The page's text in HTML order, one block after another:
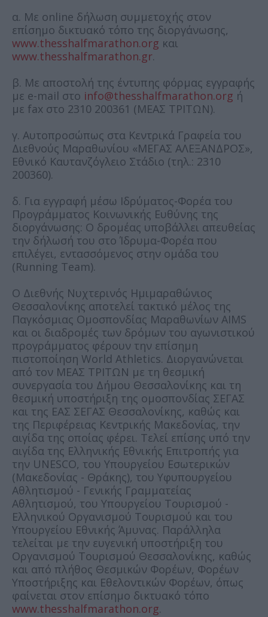
α. Με online δήλωση συμμετοχής στον
επίσημο δικτυακό τόπο της διοργάνωσης,
www.thesshalfmarathon.org και
www.thesshalfmarathon.gr.
β. Με αποστολή της έντυπης φόρμας εγγραφής
με e-mail στο info@thesshalfmarathon.org ή
με fax στο 2310 200361 (ΜΕΑΣ ΤΡΙΤΩΝ).
γ. Αυτοπροσώπως στα Κεντρικά Γραφεία του
Διεθνούς Μαραθωνίου «ΜΕΓΑΣ ΑΛΕΞΑΝΔΡΟΣ»,
Εθνικό Καυτανζόγλειο Στάδιο (τηλ.: 2310
200360).
δ. Για εγγραφή μέσω Ιδρύματος-Φορέα του
Προγράμματος Κοινωνικής Ευθύνης της
διοργάνωσης: Ο δρομέας υποβάλλει απευθείας
την δήλωσή του στο Ίδρυμα-Φορέα που
επιλέγει, εντασσόμενος στην ομάδα του
(Running Team).
Ο Διεθνής Νυχτερινός Ημιμαραθώνιος
Θεσσαλονίκης αποτελεί τακτικό μέλος της
Παγκόσμιας Ομοσπονδίας Μαραθωνίων AIMS
και οι διαδρομές των δρόμων του αγωνιστικού
προγράμματος φέρουν την επίσημη
πιστοποίηση World Athletics. Διοργανώνεται
από τον ΜΕΑΣ ΤΡΙΤΩΝ με τη θεσμική
συνεργασία του Δήμου Θεσσαλονίκης και τη
θεσμική υποστήριξη της ομοσπονδίας ΣΕΓΑΣ
και της ΕΑΣ ΣΕΓΑΣ Θεσσαλονίκης, καθώς και
της Περιφέρειας Κεντρικής Μακεδονίας, την
αιγίδα της οποίας φέρει. Τελεί επίσης υπό την
αιγίδα της Ελληνικής Εθνικής Επιτροπής για
την UNESCO, του Υπουργείου Εσωτερικών
(Μακεδονίας - Θράκης), του Υφυπουργείου
Αθλητισμού - Γενικής Γραμματείας
Αθλητισμού, του Υπουργείου Τουρισμού -
Ελληνικού Οργανισμού Τουρισμού και του
Υπουργείου Εθνικής Άμυνας. Παράλληλα
τελείται με την ευγενική υποστήριξη του
Οργανισμού Τουρισμού Θεσσαλονίκης, καθώς
και από πλήθος Θεσμικών Φορέων, Φορέων
Υποστήριξης και Εθελοντικών Φορέων, όπως
φαίνεται στον επίσημο δικτυακό τόπο
www.thesshalfmarathon.org.